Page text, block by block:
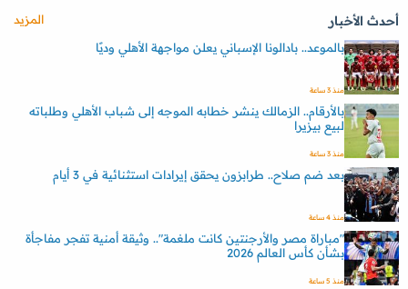
أحدث الأخبار
المزيد
بالموعد.. بادالونا الإسباني يعلن مواجهة الأهلي وديًا
منذ 3 ساعة
بالأرقام.. الزمالك ينشر خطابه الموجه إلى شباب الأهلي وطلباته
لبيع بيزيرا
منذ 3 ساعة
بعد ضم صلاح.. طرابزون يحقق إيرادات استثنائية في 3 أيام
منذ 4 ساعة
"مباراة مصر والأرجنتين كانت ملغمة".. وثيقة أمنية تفجر مفاجأة
بشأن كأس العالم 2026
منذ 5 ساعة